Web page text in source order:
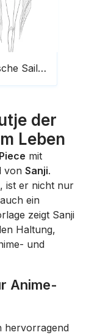
Kosmische Sailor Moon
der
Leben
mit
von Sanji.
ist er nicht nur
ein
zeigt Sanji
Haltung,
und
Anime-
hervorragend